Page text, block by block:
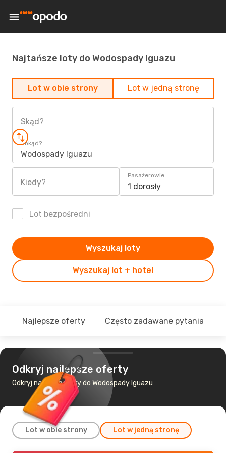
Najtańsze loty do Wodospady Iguazu
Lot w obie strony Lot w jedną stronę
Skąd?
Dokąd?
Wodospady Iguazu
Kiedy?
Pasażerowie
1 dorosły
Lot bezpośredni
Wyszukaj lot + hotel
Wyszukaj loty
Najlepsze oferty Często zadawane pytania
Odkryj najlepsze oferty
Odkryj najtańsze loty do Wodospady Iguazu
Lot w obie strony Lot w jedną stronę